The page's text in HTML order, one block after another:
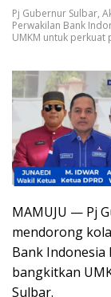
Pj Gubernur Sulbar,
Perwakilan Bank
UMKM untuk
MAMUJU — Pj
mendorong
Bank Indonesia
bangkitkan
Sulbar.